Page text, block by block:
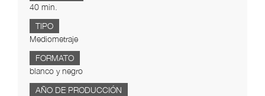
40 min.
TIPO
Mediometraje
FORMATO
blanco y negro
AÑO DE PRODUCCIÓN